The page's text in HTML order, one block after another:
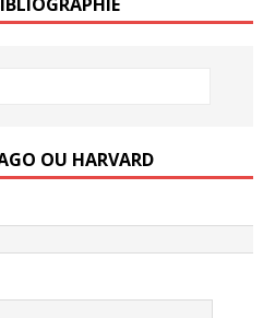
OU HARVARD